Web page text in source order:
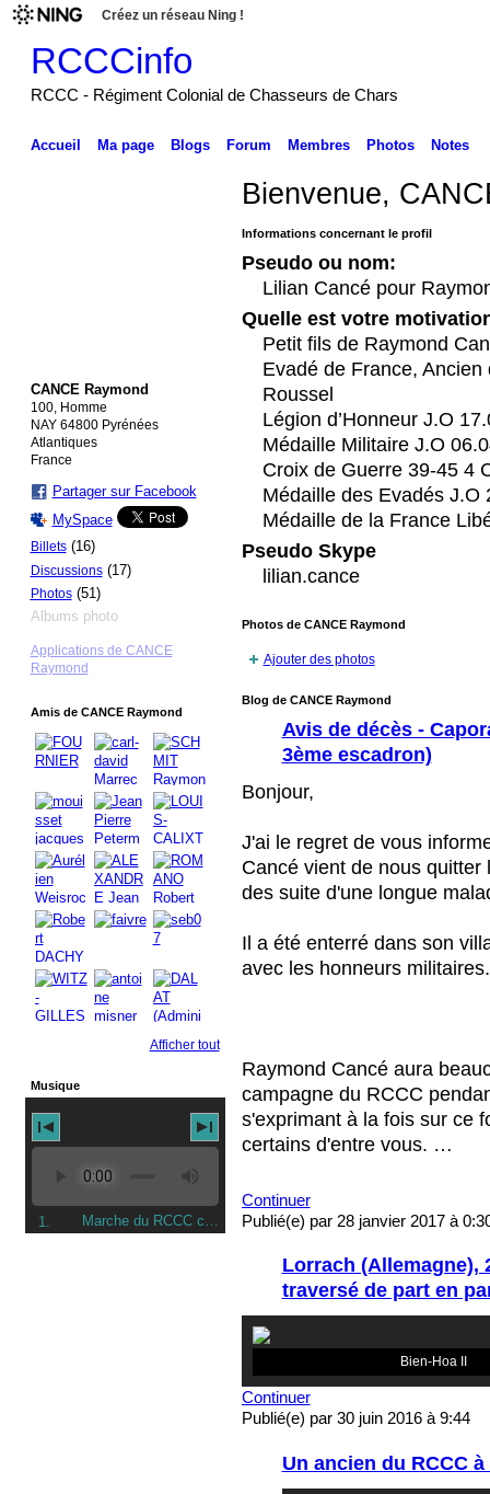
Créez un réseau Ning !
RCCCinfo
RCCC - Régiment Colonial de Chasseurs de Chars
Accueil Ma page Blogs Forum Membres Photos Notes
CANCE Raymond
100, Homme
NAY 64800 Pyrénées
Atlantiques
France
Partager sur Facebook
MySpace
Billets(16)
Discussions(17)
Photos(51)
Albums photo
Applications de CANCE
Raymond
Amis de CANCE Raymond
Afficher tout
Musique
1. Marche du RCCC chantée par des Anciens du 3eme Escadron en 1984
Bienvenue,
Informations concernant le profil
Pseudo ou nom:
Lilian Cancé pour
Quelle est votre
Petit fils de Raymond
Evadé de France,
Roussel
Légion d’Honneur J.O
Médaille Militaire J.O
Croix de Guerre 39-45 4
Médaille des Evadés J.O
Médaille de la France
Pseudo Skype
lilian.cance
Photos de CANCE Raymond
Ajouter des photos
Blog de CANCE Raymond
Avis de décès -
3ème escadron)
Bonjour,
J'ai le regret de vous
Cancé vient de nous
des suite d'une longue
Il a été enterré dans son
avec les honneurs militaires.
Raymond Cancé aura
campagne du RCCC
s'exprimant à la fois sur ce
certains d'entre vous. …
Continuer
Publié(e) par 28 janvier 2017 à
Lorrach (Allemagne),
traversé de part en
Bien-Hoa II
Continuer
Publié(e) par 30 juin 2016 à 9:44
Un ancien du RCCC à